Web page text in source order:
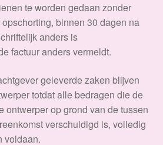
te worden gedaan zonder
binnen 30 dagen na
anders is
factuur anders vermeldt.
geleverde zaken blijven
totdat alle bedragen die de
ontwerper op grond van de tussen
verschuldigd is, volledig
voldaan.